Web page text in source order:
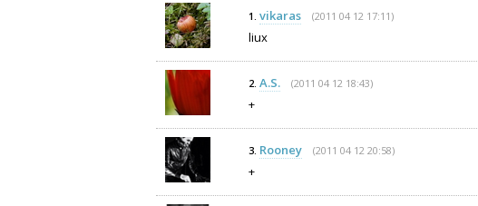
1. vikaras (2011 04 12 17:11)
liux
2. A.S. (2011 04 12 18:43)
+
3. Rooney (2011 04 12 20:58)
+